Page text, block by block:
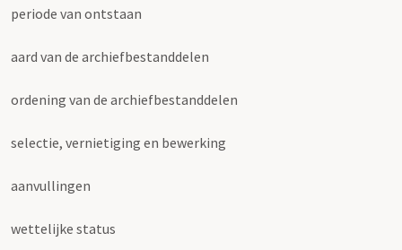
periode van ontstaan
aard van de archiefbestanddelen
ordening van de archiefbestanddelen
selectie, vernietiging en bewerking
aanvullingen
wettelijke status